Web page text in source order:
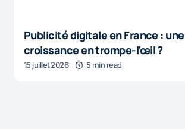
Publicité digitale en France : une
croissance en trompe-l’œil ?
15 juillet 2026 5 min read